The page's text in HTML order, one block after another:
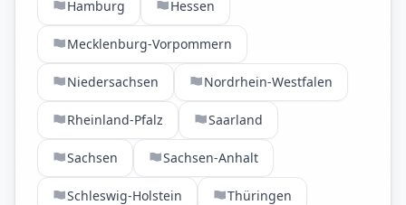
Hamburg Hessen
Mecklenburg-Vorpommern
Niedersachsen Nordrhein-Westfalen
Rheinland-Pfalz Saarland
Sachsen Sachsen-Anhalt
Schleswig-Holstein Thüringen